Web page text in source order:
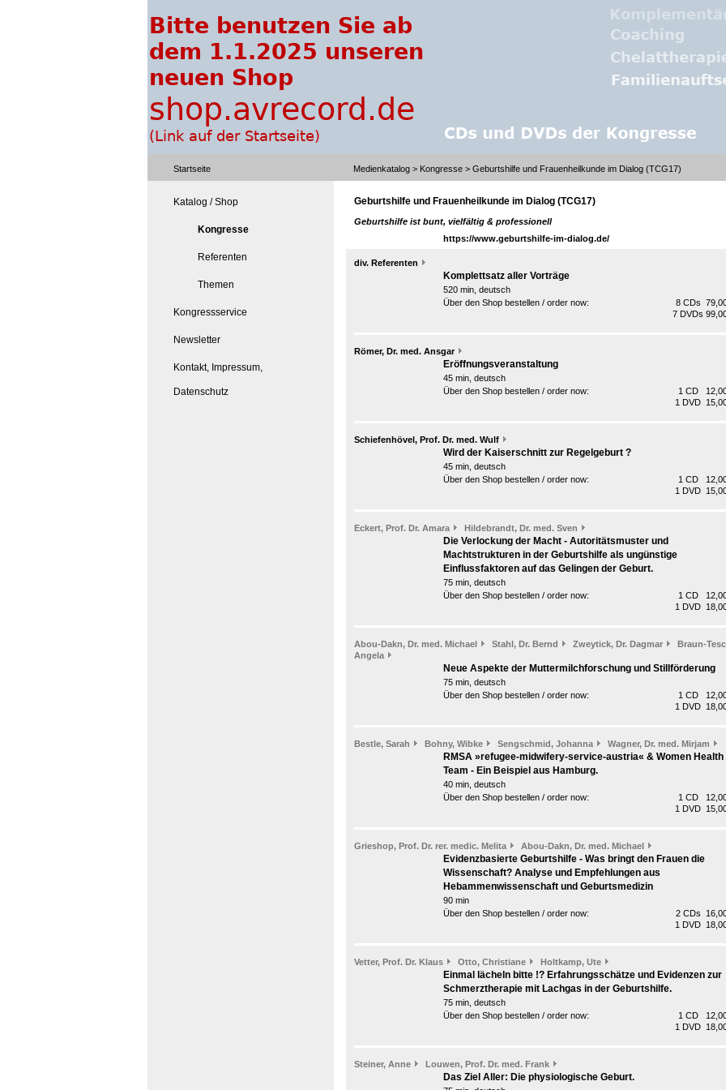
Startseite Medienkatalog > Kongresse > Geburtshilfe und Frauenheilkunde im Dialog (TCG17)
Katalog / Shop
Kongresse
Referenten
Themen
Kongressservice
Newsletter
Kontakt, Impressum,
Datenschutz
Geburtshilfe und Frauenheilkunde im Dialog (TCG17)
Geburtshilfe ist bunt, vielfältig & professionell
https://www.geburtshilfe-im-dialog.de/
div. Referenten
Komplettsatz aller Vorträge
520 min, deutsch
Über den Shop bestellen / order now:
8 CDs
7 DVDs
Römer, Dr. med. Ansgar
Eröffnungsveranstaltung
45 min, deutsch
Über den Shop bestellen / order now:
1 CD
1 DVD
Schiefenhövel, Prof. Dr. med. Wulf
Wird der Kaiserschnitt zur Regelgeburt ?
45 min, deutsch
Über den Shop bestellen / order now:
1 CD
1 DVD
Eckert, Prof. Dr. Amara Hildebrandt, Dr. med. Sven
Die Verlockung der Macht - Autoritätsmuster und
Machtstrukturen in der Geburtshilfe als ungünstige
Einflussfaktoren auf das Gelingen der Geburt.
75 min, deutsch
Über den Shop bestellen / order now:
1 CD
1 DVD
Abou-Dakn, Dr. med. Michael Stahl, Dr. Bernd Zweytick, Dr. Dagmar
Braun-
Angela
Neue Aspekte der Muttermilchforschung und Stillförderung
75 min, deutsch
Über den Shop bestellen / order now:
1 CD
1 DVD
Bestle, Sarah Bohny, Wibke Sengschmid, Johanna Wagner, Dr. med. Mirjam
RMSA »refugee-midwifery-service-austria« & Women Health
Team - Ein Beispiel aus Hamburg.
40 min, deutsch
Über den Shop bestellen / order now:
1 CD
1 DVD
Grieshop, Prof. Dr. rer. medic. Melita Abou-Dakn, Dr. med. Michael
Evidenzbasierte Geburtshilfe - Was bringt den Frauen die
Wissenschaft? Analyse und Empfehlungen aus
Hebammenwissenschaft und Geburtsmedizin
90 min
Über den Shop bestellen / order now:
2 CDs
1 DVD
Vetter, Prof. Dr. Klaus Otto, Christiane Holtkamp, Ute
Einmal lächeln bitte !? Erfahrungsschätze und Evidenzen zur
Schmerztherapie mit Lachgas in der Geburtshilfe.
75 min, deutsch
Über den Shop bestellen / order now:
1 CD
1 DVD
Steiner, Anne Louwen, Prof. Dr. med. Frank
Das Ziel Aller: Die physiologische Geburt.